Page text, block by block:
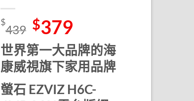
$
439 Original
price
was:
$439.
$379
is:
$379.
世界第一大品牌的海
康威視旗下家用品牌
螢石 EZVIZ H6C-